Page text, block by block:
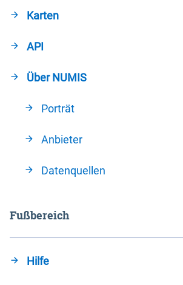
Karten
API
Über NUMIS
Porträt
Anbieter
Datenquellen
Fußbereich
Hilfe